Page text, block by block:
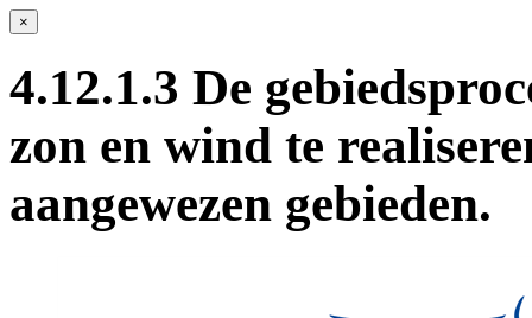
×
4.12.1.3 De
zon en wind te
aangewezen gebieden.